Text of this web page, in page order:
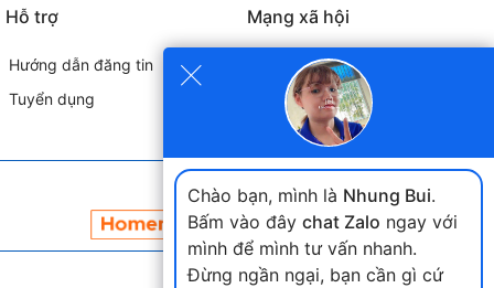
×
Chào bạn, mình là Nhung Bui.
Bấm vào đây chat Zalo ngay với
mình để mình tư vấn nhanh.
Đừng ngần ngại, bạn cần gì cứ
Hỗ trợ
Hướng dẫn đăng tin
Tuyển dụng
Mạng xã hội